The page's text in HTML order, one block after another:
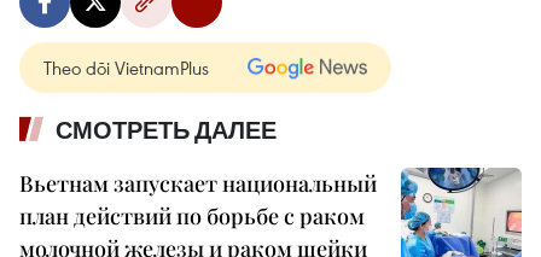
Theo dõi VietnamPlus
СМОТРЕТЬ ДАЛЕЕ
Вьетнам запускает национальный
план действий по борьбе с раком
молочной железы и раком шейки